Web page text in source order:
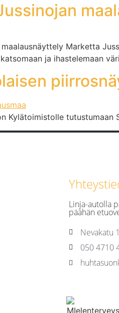
Marketta
ja ihastelemaan
Kylätoimistolle tutustumaan
Linja-autolla
päähän
Nevakatu
050 4710